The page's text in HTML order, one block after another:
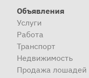
Объявления
Услуги
Работа
Транспорт
Недвижимость
Продажа лошадей